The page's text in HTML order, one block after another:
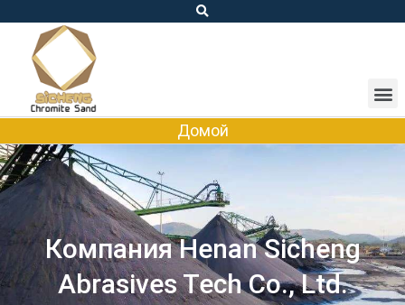
Домой
Специально для Южной
Африки Хромитовый